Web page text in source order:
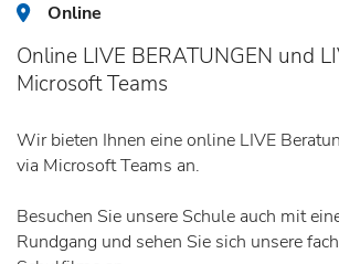
Online
Online LIVE BERATUNGEN und
Microsoft Teams
Wir bieten Ihnen eine online LIVE
via Microsoft Teams an.
Besuchen Sie unsere Schule auch mit
Rundgang und sehen Sie sich unsere